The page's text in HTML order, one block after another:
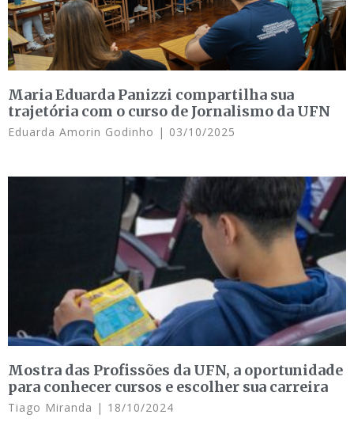
Maria Eduarda Panizzi compartilha sua
trajetória com o curso de Jornalismo da UFN
Eduarda Amorin Godinho 03/10/2025
Mostra das Profissões da UFN, a oportunidade
para conhecer cursos e escolher sua carreira
Tiago Miranda 18/10/2024